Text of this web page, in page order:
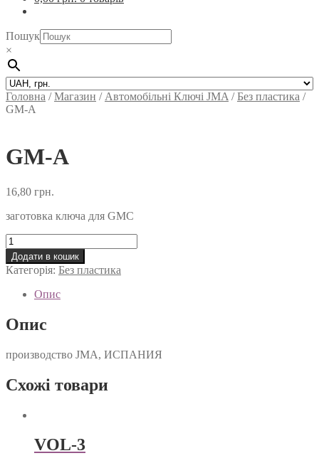
Пошук
×
Головна /Магазин / Автомобільні Ключi JMA /Без пластика /
GM-A
GM-A
16,80 грн.
заготовка ключа для GMC
GM-
A
кількість
Додати в кошик
Категорія: Без пластика
Опис
Опис
производство JMA, ИСПАНИЯ
Схожі товари
VOL-3